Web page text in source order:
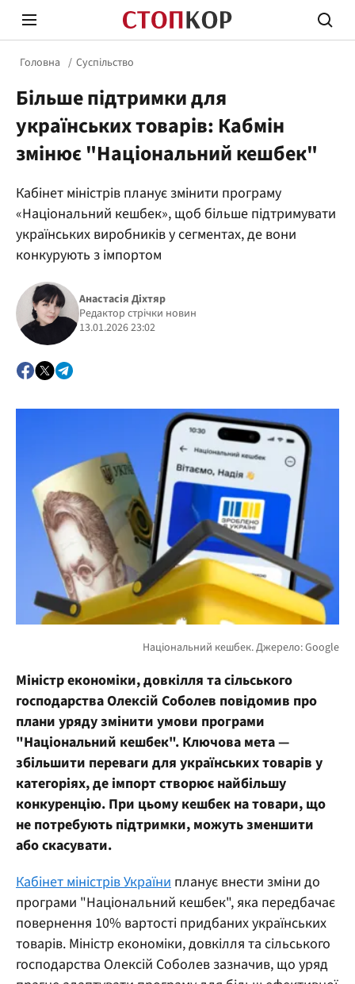
Політика
Головна Суспільство
Більше підтримки для
українських товарів: Кабмін
змінює "Національний кешбек"
Кабінет міністрів планує змінити програму
«Національний кешбек», щоб більше підтримувати
українських виробників у сегментах, де вони
конкурують з імпортом
Анастасія Діхтяр
Редактор стрічки новин
13.01.2026 23:02
Міністр економіки, довкілля та сільського
господарства Олексій Соболев повідомив про
плани уряду змінити умови програми
"Національний кешбек". Ключова мета —
збільшити переваги для українських товарів у
категоріях, де імпорт створює найбільшу
конкуренцію. При цьому кешбек на товари, що
не потребують підтримки, можуть зменшити
або скасувати.
Кабінет міністрів України планує внести зміни до
програми "Національний кешбек", яка передбачає
повернення 10% вартості придбаних українських
товарів. Міністр економіки, довкілля та сільського
господарства Олексій Соболев зазначив, що уряд